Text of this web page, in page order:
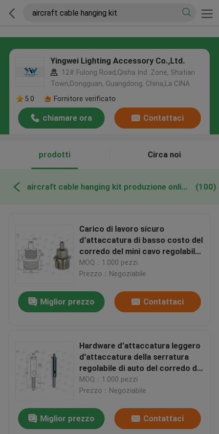
Yingwei Lighting Accessory Co.,Ltd.
12# Fulong Road,Qisha Ind. Zone, Shatian
Town,Dongguan, Guangdong, China,La CINA
5.0
Fornitore verificato
chiamare ora Contattaci
prodotti Circa noi
aircraft cable hanging kit produzione online (100)
Carico di lavoro sicuro
d'attaccatura di basso costo del
corredo del mini cavo regolabile
degli aerei 20KG
MOQ：1.000 pezzi
Prezzo：Negoziabile
Miglior prezzo Contattaci
Hardware d'attaccatura leggero
d'attaccatura della serratura
regolabile di auto del corredo del
cavo degli aerei degli alianti del
cavo
MOQ：1.000 pezzi
Prezzo：Negoziabile
Miglior prezzo Contattaci